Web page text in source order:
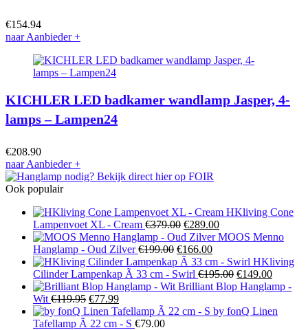
€154.94
naar Aanbieder+
KICHLER LED badkamer wandlamp Jasper, 4-
lamps – Lampen24
€208.90
naar Aanbieder+
Ook populair
HKliving Cone
Lampenvoet XL - Cream €379.00 Oorspronkelijke
prijs
was:
€379.00.
€289.00Huidige
prijs
€289.00.
MOOS Menno
Hanglamp - Oud Zilver €199.00 Oorspronkelijke
prijs
was:
€199.00.
€166.00Huidige
prijs
is:
€166.00.
HKliving
Cilinder Lampenkap Ã 33 cm - Swirl €195.00 Oorspronkelijke
prijs
€195.00.
€149.00Huidige
prijs
Brilliant Blop Hanglamp -
Wit €119.95 Oorspronkelijke
prijs
was:
€77.99Huidige
prijs
is:
by fonQ Linen
Tafellamp Ã 22 cm - S €79.00